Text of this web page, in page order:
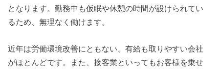
となります。勤務中も仮眠や休憩の時間が設けられてい
るため、無理なく働けます。
近年は労働環境改善にともない、有給も取りやすい会社
がほとんどです。また、接客業といってもお客様を乗せ